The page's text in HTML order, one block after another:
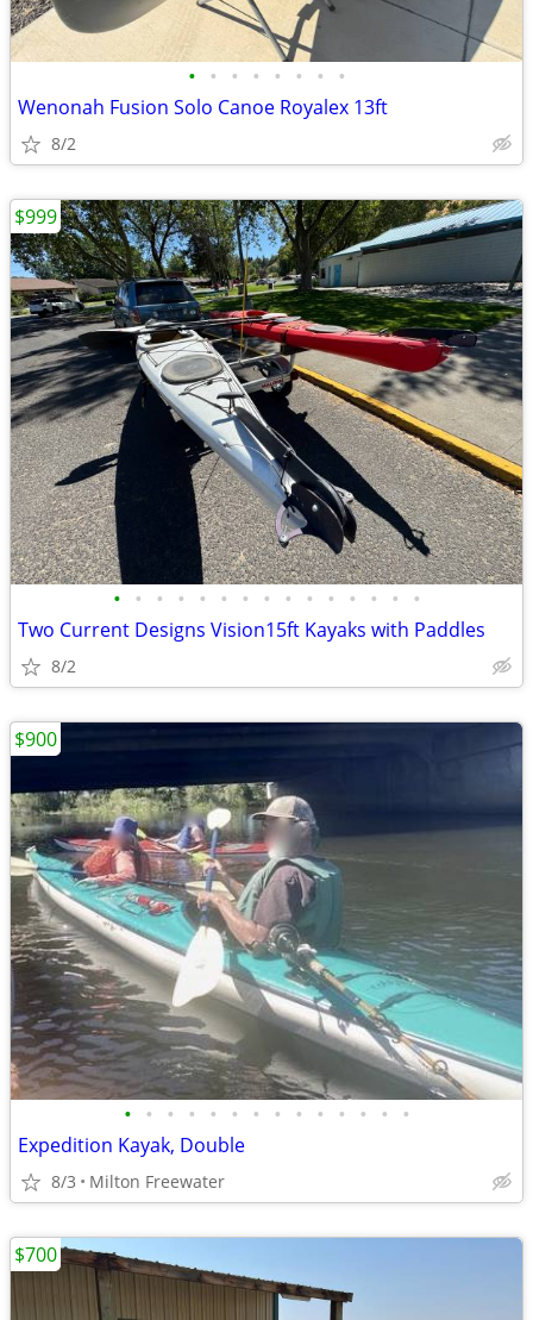
• • • • • • • •
Wenonah Fusion Solo Canoe Royalex 13ft
8/2
• • • • • • • • • • • • • • •
Two Current Designs Vision15ft Kayaks with Paddles
8/2
$999
• • • • • • • • • • • • • •
Expedition Kayak, Double
8/3 Milton Freewater
$900
$700